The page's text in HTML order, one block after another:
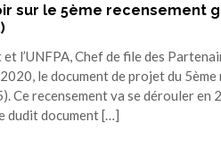
sur le 5ème recensement
l’UNFPA, Chef de file des
le document de projet du
Ce recensement va se dérouler en
dudit document […]